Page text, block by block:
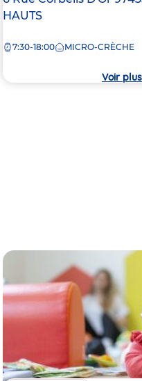
de
crèche
HAUTS
7:30-18:00 MICRO-CRÈCHE
Voir